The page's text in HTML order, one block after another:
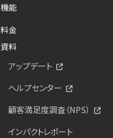
機能
料金
資料
アップデート
ヘルプセンター
顧客満足度調査（NPS）
インパクトレポート